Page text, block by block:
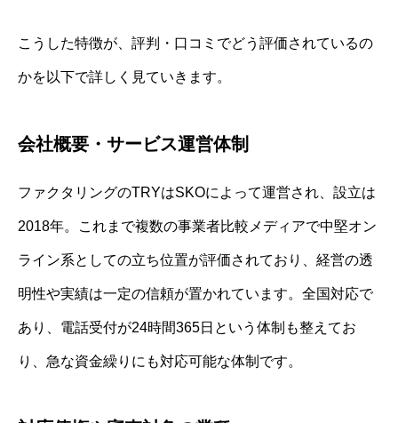
こうした特徴が、評判・口コミでどう評価されているの
かを以下で詳しく見ていきます。
会社概要・サービス運営体制
ファクタリングのTRYはSKOによって運営され、設立は
2018年。これまで複数の事業者比較メディアで中堅オン
ライン系としての立ち位置が評価されており、経営の透
明性や実績は一定の信頼が置かれています。全国対応で
あり、電話受付が24時間365日という体制も整えてお
り、急な資金繰りにも対応可能な体制です。